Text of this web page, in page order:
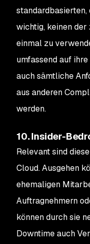
wichtig, keinen
einmal zu
umfassend auf
auch sämtliche
aus anderen
werden.
10. Insider-
Relevant sind
Cloud. Ausgehen
ehemaligen
Auftragnehmern
können durch sie
Downtime auch